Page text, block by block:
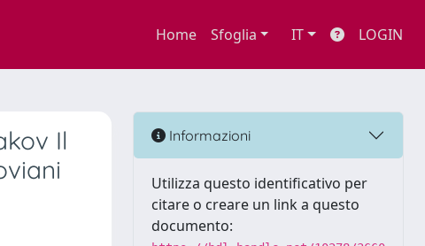
Home Sfoglia IT LOGIN
Il
Informazioni
Utilizza questo identificativo per
citare o creare un link a questo
documento: